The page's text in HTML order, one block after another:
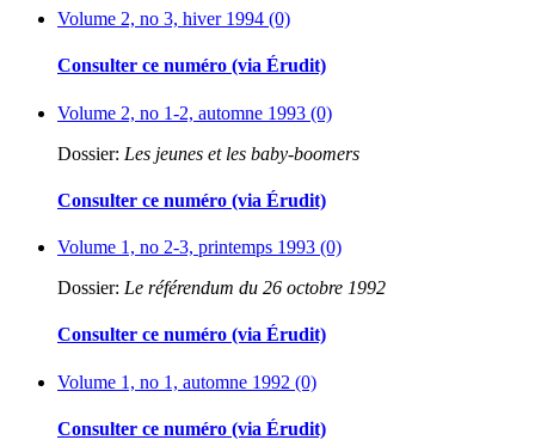
Volume 2, no 3, hiver 1994 (0)
Consulter ce numéro (via Érudit)
Volume 2, no 1-2, automne 1993 (0)
Dossier: Les jeunes et les baby-boomers
Consulter ce numéro (via Érudit)
Volume 1, no 2-3, printemps 1993 (0)
Dossier: Le référendum du 26 octobre 1992
Consulter ce numéro (via Érudit)
Volume 1, no 1, automne 1992 (0)
Consulter ce numéro (via Érudit)